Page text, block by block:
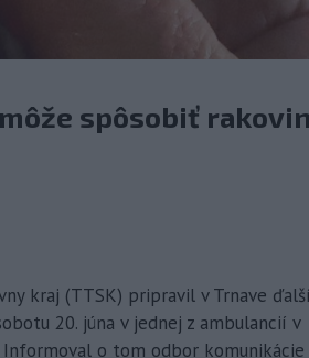
spôsobiť
kraj (TTSK) pripravil v Trnave
20. júna v jednej z ambulancií v
o tom odbor komunikácie